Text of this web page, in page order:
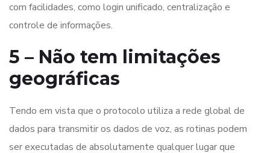
com facilidades, como login unificado, centralização e
controle de informações.
5 – Não tem limitações
geográficas
Tendo em vista que o protocolo utiliza a rede global de
dados para transmitir os dados de voz, as rotinas podem
ser executadas de absolutamente qualquer lugar que